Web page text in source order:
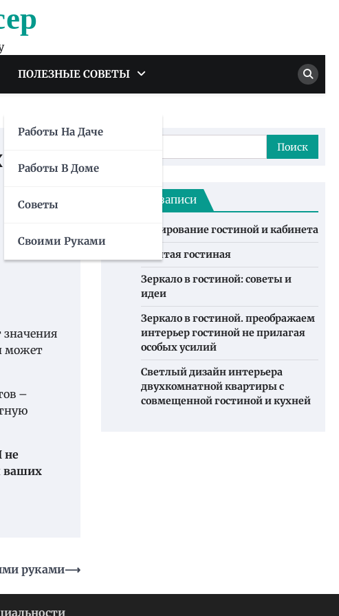
ПОЛЕЗНЫЕ СОВЕТЫ
Работы На Даче
Работы В Доме
Советы
Своими Руками
—
значения
может
–
не
ваших
руками⟶
Свежие записи
Зонирование гостиной и кабинета
Желтая гостиная
Зеркало в гостиной: советы и
идеи
Зеркало в гостиной. преображаем
интерьер гостиной не прилагая
особых усилий
Светлый дизайн интерьера
двухкомнатной квартиры с
совмещенной гостиной и кухней